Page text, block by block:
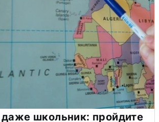
школьник: пройдите